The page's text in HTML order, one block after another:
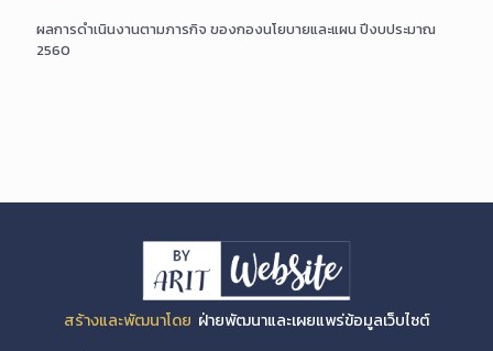
ผลการดำเนินงานตามภารกิจ ของกองนโยบายและแผน ปีงบประมาณ
2560
สร้างและพัฒนาโดย ฝ่ายพัฒนาและเผยแพร่ข้อมูลเว็บไซต์